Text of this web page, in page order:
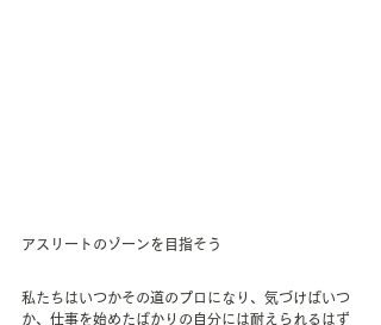
アスリートのゾーンを目指そう
私たちはいつかその道のプロになり、気づけばいつ
か、仕事を始めたばかりの自分には耐えられるはず